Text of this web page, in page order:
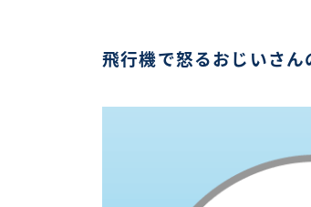
飛行機で怒るおじいさ